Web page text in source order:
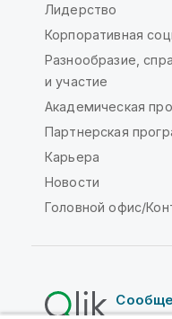
Лидерство
Корпоративная
Разнообразие,
и участие
Академическая
Партнерская
Карьера
Новости
Головной офис/